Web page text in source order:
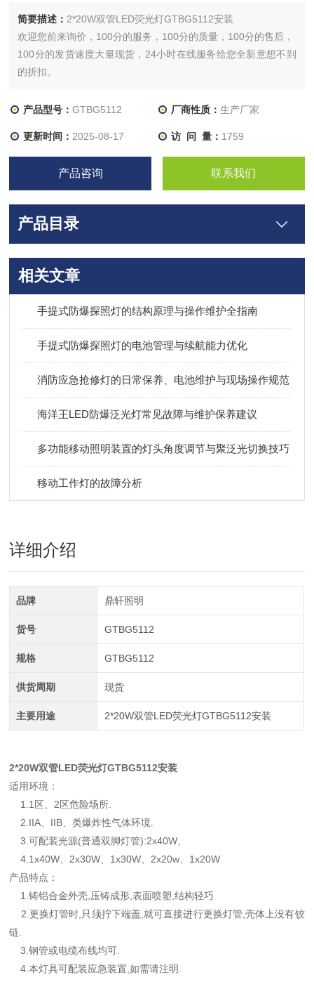
简要描述： 2*20W双管LED荧光灯GTBG5112安装
欢迎您前来询价，100分的服务，100分的质量，100分的售后，
100分的发货速度大量现货，24小时在线服务给您全新意想不到
的折扣。
产品型号：GTBG5112 厂商性质： 生产厂家
更新时间： 2025-08-17 访 问 量： 1759
产品咨询 联系我们
产品目录
相关文章
手提式防爆探照灯的结构原理与操作维护全指南
手提式防爆探照灯的电池管理与续航能力优化
消防应急抢修灯的日常保养、电池维护与现场操作规范
海洋王LED防爆泛光灯常见故障与维护保养建议
多功能移动照明装置的灯头角度调节与聚泛光切换技巧
移动工作灯的故障分析
详细介绍
品牌 鼎轩照明
货号 GTBG5112
规格 GTBG5112
供货周期 现货
主要用途 2*20W双管LED荧光灯GTBG5112安装
2*20W双管LED荧光灯GTBG5112安装
适用环境：
1.1区、2区危险场所.
2.IIA、IIB、类爆炸性气体环境.
3.可配装光源(普通双脚灯管):2x40W、
4.1x40W、2x30W、1x30W、2x20w、1x20W
产品特点：
1.铸铝合金外壳,压铸成形,表面喷塑,结构轻巧
2.更换灯管时,只须拧下端盖,就可直接进行更换灯管,壳体上没有铰
链.
3.钢管或电缆布线均可.
4.本灯具可配装应急装置,如需请注明.